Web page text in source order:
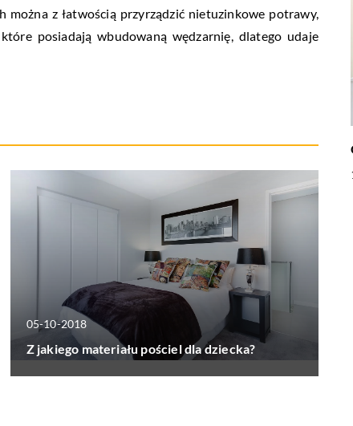
z łatwością przyrządzić nietuzinkowe potrawy,
posiadają wbudowaną wędzarnię, dlatego udaje
05-10-2018
Z jakiego materiału pościel dla dziecka?